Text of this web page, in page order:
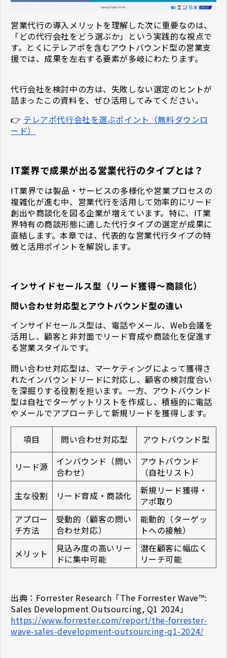
営業代行の導入メリットを理解した次に重要なのは、
「どの代行会社をどう選ぶか」という実践的な視点で
す。とくにテレアポを含むアウトバウンド型の営業支
援では、成果を左右する要素が多岐にわたります。
代行会社を検討中の方は、失敗しない選定のヒントが
詰まったこの資料を、ぜひ活用してみてください。
👉 テレアポ代行会社を選ぶポイント（無料ダウンロ
ード）
IT業界で成果が出る営業代行のタイプとは？
IT業界では製品・サービスの多様化や営業プロセスの
複雑化が進む中、営業代行を活用して効率的にリード
創出や商談化を図る企業が増えています。特に、IT業
界特有の商談形態に適した代行タイプの選定が成果に
直結します。本章では、代表的な営業代行タイプの特
徴と活用ポイントを解説します。
インサイドセールス型（リード獲得〜商談化）
問い合わせ対応型とアウトバウンド型の違い
インサイドセールス型は、電話やメール、Web会議を
活用し、顧客と非対面でリード育成や商談化を促進す
る営業スタイルです。
問い合わせ対応型は、マーケティングによって獲得さ
れたインバウンドリードに対応し、顧客の検討度合い
を深掘りする役割を担います。一方、アウトバウンド
型は自社でターゲットリストを作成し、積極的に電話
やメールでアプローチして新規リードを獲得します。
項目 問い合わせ対応型 アウトバウンド型
リード源
インバウンド（問い
合わせ）
アウトバウンド
（自社リスト）
主な役割
リード育成・商談化
新規リード獲得・
アポ取り
アプロー
チ方法
受動的（顧客の問い
合わせ対応）
能動的（ターゲッ
トへの接触）
メリット
見込み度の高いリー
ドに集中可能
潜在顧客に幅広く
リーチ可能
出典：Forrester Research「The Forrester Wave™:
Sales Development Outsourcing, Q1 2024」
https://www.forrester.com/report/the-forrester-
wave-sales-development-outsourcing-q1-2024/